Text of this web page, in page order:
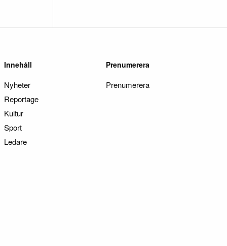
Innehåll
Nyheter
Reportage
Kultur
Sport
Ledare
Prenumerera
Prenumerera